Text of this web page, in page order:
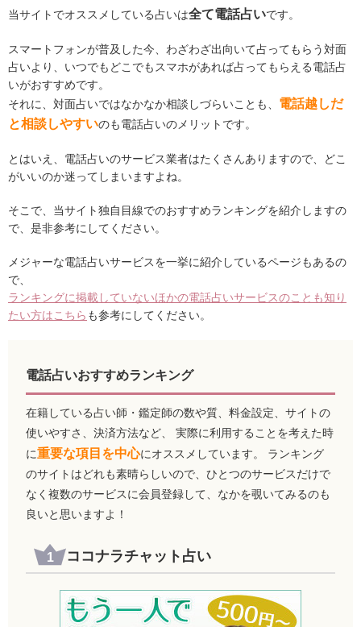
当サイトでオススメしている占いは全て電話占いです。
スマートフォンが普及した今、わざわざ出向いて占ってもらう対面
占いより、いつでもどこでもスマホがあれば占ってもらえる電話占
いがおすすめです。
それに、対面占いではなかなか相談しづらいことも、 電話越しだ
と相談しやすいのも電話占いのメリットです。
とはいえ、電話占いのサービス業者はたくさんありますので、どこ
がいいのか迷ってしまいますよね。
そこで、当サイト独自目線でのおすすめランキングを紹介しますの
で、是非参考にしてください。
メジャーな電話占いサービスを一挙に紹介しているページもあるの
で、
ランキングに掲載していないほかの電話占いサービスのことも知り
たい方はこちら も参考にしてください。
電話占いおすすめランキング
在籍している占い師・鑑定師の数や質、料金設定、サイトの
使いやすさ、決済方法など、 実際に利用することを考えた時
に重要な項目を中心にオススメしています。 ランキング
のサイトはどれも素晴らしいので、ひとつのサービスだけで
なく複数のサービスに会員登録して、なかを覗いてみるのも
良いと思いますよ！
ココナラチャット占い